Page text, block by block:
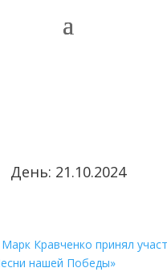
День: 21.10.2024